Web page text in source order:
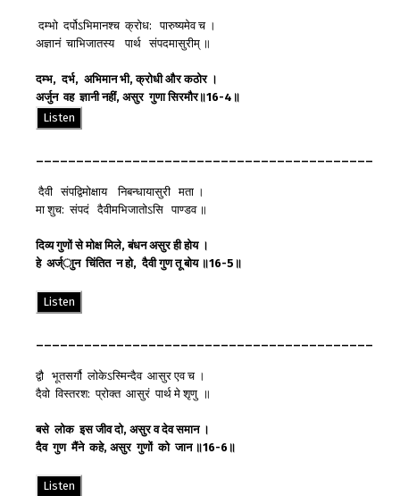
दम्भो दर्पोऽभिमानश्च क्रोध: पारुष्यमेव च ।
अज्ञानं चाभिजातस्य पार्थ संपदमासुरीम् ॥
दम्भ,दर्भ, अभिमान भी,क्रोधी और कठोर ।
अर्जुन वह ज्ञानी नहीं, असुर गुणा सिरमौर॥16-4 ॥
Listen
दैवी संपद्विमोक्षाय निबन्धायासुरी मता ।
मा शुच: संपदं दैवीमभिजातोऽसि पाण्डव ॥
दिव्य गुणों से मोक्ष मिले,बंधन असुर ही होय ।
हे अर्ज्ाुन चिंतित न हो,दैवी गुण तू बोय ॥16-5 ॥
Listen
द्वौ भूतसर्गौ लोकेऽस्मिन्दैव आसुर एव च ।
दैवो विस्तरश: प्रोक्त आसुरं पार्थ मे शृणु ॥
बसे लोक इस जीव दो, असुर व देव समान ।
दैव गुण मैंने कहे, असुर गुणों को जान ॥16-6 ॥
Listen